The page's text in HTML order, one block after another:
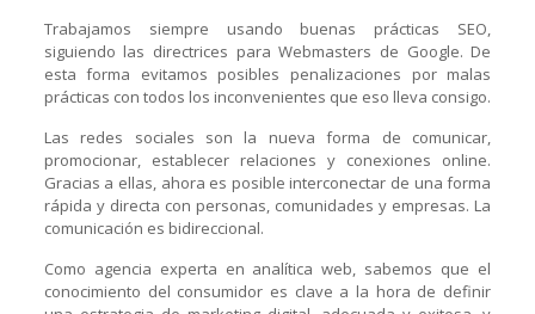
Trabajamos siempre usando buenas prácticas SEO,
siguiendo las directrices para Webmasters de Google. De
esta forma evitamos posibles penalizaciones por malas
prácticas con todos los inconvenientes que eso lleva consigo.
Las redes sociales son la nueva forma de comunicar,
promocionar, establecer relaciones y conexiones online.
Gracias a ellas, ahora es posible interconectar de una forma
rápida y directa con personas, comunidades y empresas. La
comunicación es bidireccional.
Como agencia experta en analítica web, sabemos que el
conocimiento del consumidor es clave a la hora de definir